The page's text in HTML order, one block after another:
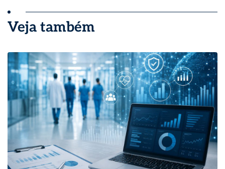
Veja também